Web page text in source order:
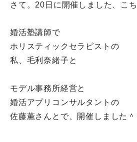
さて。20日に開催しました、こち
婚活塾講師で
ホリスティックセラピストの
私、毛利奈緒子と
モデル事務所経営と
婚活アプリコンサルタントの
佐藤薫さんとで、開催しました＾